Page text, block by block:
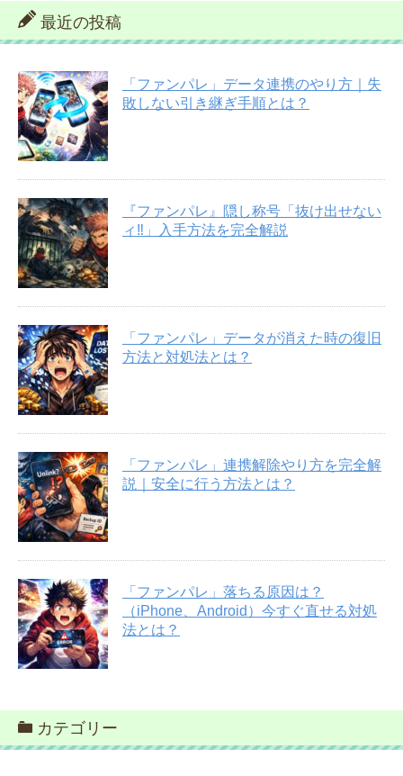
最近の投稿
「ファンパレ」データ連携のやり方｜失
敗しない引き継ぎ手順とは？
『ファンパレ』隠し称号「抜け出せない
ィ‼︎」入手方法を完全解説
「ファンパレ」データが消えた時の復旧
方法と対処法とは？
「ファンパレ」連携解除やり方を完全解
説｜安全に行う方法とは？
「ファンパレ」落ちる原因は？
（iPhone、Android）今すぐ直せる対処
法とは？
カテゴリー